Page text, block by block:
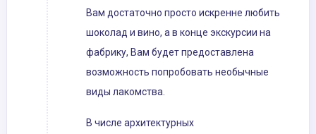
Вам достаточно просто искренне любить
шоколад и вино, а в конце экскурсии на
фабрику, Вам будет предоставлена
возможность попробовать необычные
виды лакомства.
В числе архитектурных